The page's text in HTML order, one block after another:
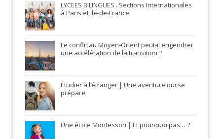
LYCEES BILINGUES . Sections Internationales
à Paris et Ile-de-France
Le conflit au Moyen-Orient peut-il engendrer
une accélération de la transition ?
Étudier à l’étranger | Une aventure qui se
prépare
Une école Montessori | Et pourquoi pas… ?